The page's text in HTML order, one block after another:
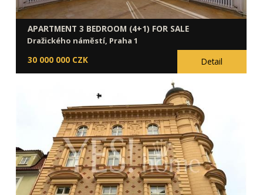
APARTMENT 3 BEDROOM (4+1) FOR SALE
Dražického náměstí, Praha 1
30 000 000 CZK Detail